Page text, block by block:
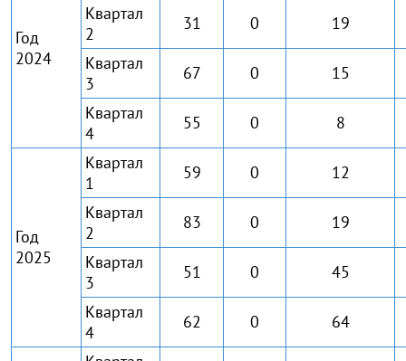
Год
2024
Квартал
2
31 0
19
Квартал
3
67 0
15
Квартал
4
55 0 8
Год
2025
Квартал
1
59 0
12
Квартал
2
83 0
19
Квартал
3
51 0
45
Квартал
4
62 0
64